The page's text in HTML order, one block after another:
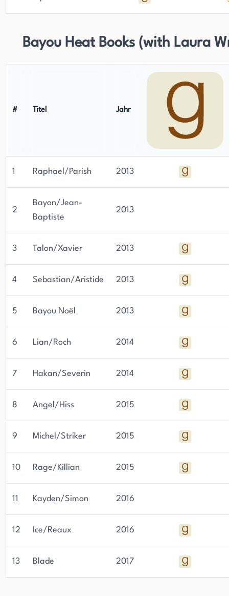
Bayou Heat Books (with Laura
# Titel Jahr
1 Raphael/Parish 2013
2
Bayon/Jean-
Baptiste
2013
3 Talon/Xavier 2013
4 Sebastian/Aristide 2013
5 Bayou Noël 2013
6 Lian/Roch 2014
7 Hakan/Severin 2014
8 Angel/Hiss 2015
9 Michel/Striker 2015
10 Rage/Killian 2015
11 Kayden/Simon 2016
12 Ice/Reaux 2016
13 Blade 2017